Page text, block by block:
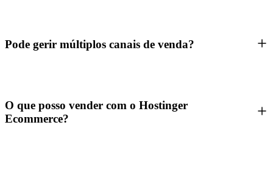
Pode gerir múltiplos canais de venda?
O que posso vender com o Hostinger
Ecommerce?